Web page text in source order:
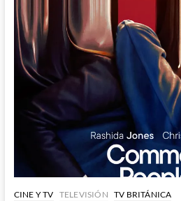
una
sorprendente
bienvenida
CINE Y TV TELEVISIÓN TV BRITÁNICA